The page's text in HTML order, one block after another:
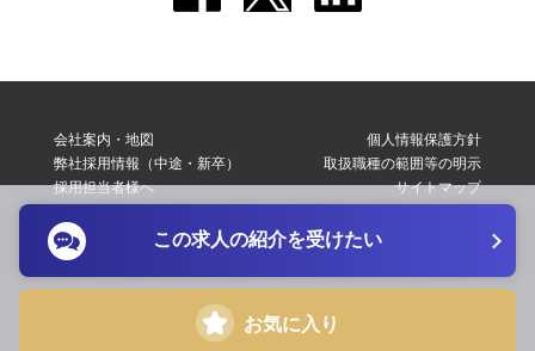
会社案内・地図
弊社採用情報（中途・新卒）
採用担当者様へ
個人情報保護方針
取扱職種の範囲等の明示
サイトマップ
この求人の紹介を受けたい
お気に入り